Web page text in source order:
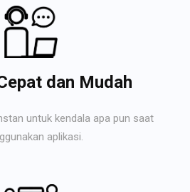
dan Mudah
untuk kendala apa pun saat
aplikasi.